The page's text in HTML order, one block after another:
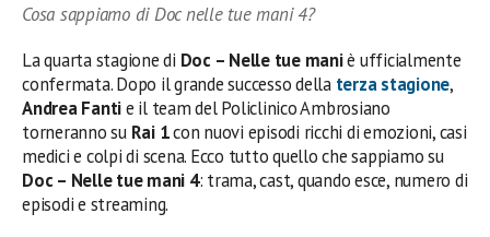
Cosa sappiamo di Doc nelle tue mani 4?
La quarta stagione di Doc – Nelle tue maniè ufficialmente
confermata. Dopo il grande successo della terza stagione,
Andrea Fantie il team del Policlinico Ambrosiano
torneranno su Rai 1con nuovi episodi ricchi di emozioni, casi
medici e colpi di scena. Ecco tutto quello che sappiamo su
Doc – Nelle tue mani 4: trama, cast, quando esce, numero di
episodi e streaming.